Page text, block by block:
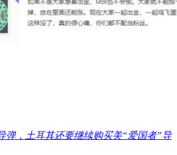
弹，土耳其还要继续购买美“爱国者”导